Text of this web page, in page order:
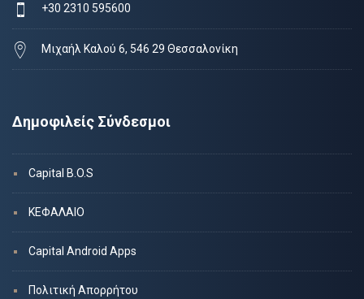
+30 2310 595600
Μιχαήλ Καλού 6, 546 29 Θεσσαλονίκη
Δημοφιλείς Σύνδεσμοι
Capital B.O.S
ΚΕΦΑΛΑΙΟ
Capital Android Apps
Πολιτική Απορρήτου